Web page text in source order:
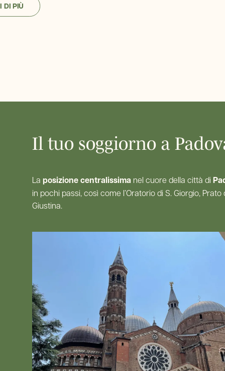
DI PIÙ
Il tuo soggiorno a
La posizione centralissima nel cuore della città di
in pochi passi, così come l’Oratorio di S. Giorgio,
Giustina.